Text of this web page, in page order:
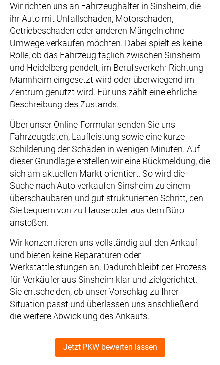
Wir richten uns an Fahrzeughalter in Sinsheim, die
ihr Auto mit Unfallschaden, Motorschaden,
Getriebeschaden oder anderen Mängeln ohne
Umwege verkaufen möchten. Dabei spielt es keine
Rolle, ob das Fahrzeug täglich zwischen Sinsheim
und Heidelberg pendelt, im Berufsverkehr Richtung
Mannheim eingesetzt wird oder überwiegend im
Zentrum genutzt wird. Für uns zählt eine ehrliche
Beschreibung des Zustands.
Über unser Online-Formular senden Sie uns
Fahrzeugdaten, Laufleistung sowie eine kurze
Schilderung der Schäden in wenigen Minuten. Auf
dieser Grundlage erstellen wir eine Rückmeldung, die
sich am aktuellen Markt orientiert. So wird die
Suche nach Auto verkaufen Sinsheim zu einem
überschaubaren und gut strukturierten Schritt, den
Sie bequem von zu Hause oder aus dem Büro
anstoßen.
Wir konzentrieren uns vollständig auf den Ankauf
und bieten keine Reparaturen oder
Werkstattleistungen an. Dadurch bleibt der Prozess
für Verkäufer aus Sinsheim klar und zielgerichtet.
Sie entscheiden, ob unser Vorschlag zu Ihrer
Situation passt und überlassen uns anschließend
die weitere Abwicklung des Ankaufs.
Jetzt PKW bewerten lassen